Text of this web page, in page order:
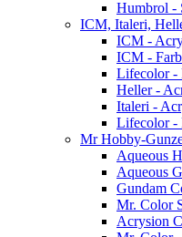
Humbrol -
ICM, Italeri,
ICM -
ICM -
Lifecolor -
Heller -
Italeri -
Lifecolor -
Mr Hobby-
Aqueous
Aqueous
Gundam
Mr. Color
Acrysion